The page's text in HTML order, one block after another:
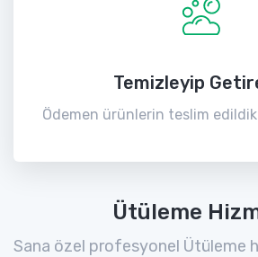
Temizleyip
Ödemen ürünlerin teslim
Ütüleme
Sana özel profesyonel Ütüleme